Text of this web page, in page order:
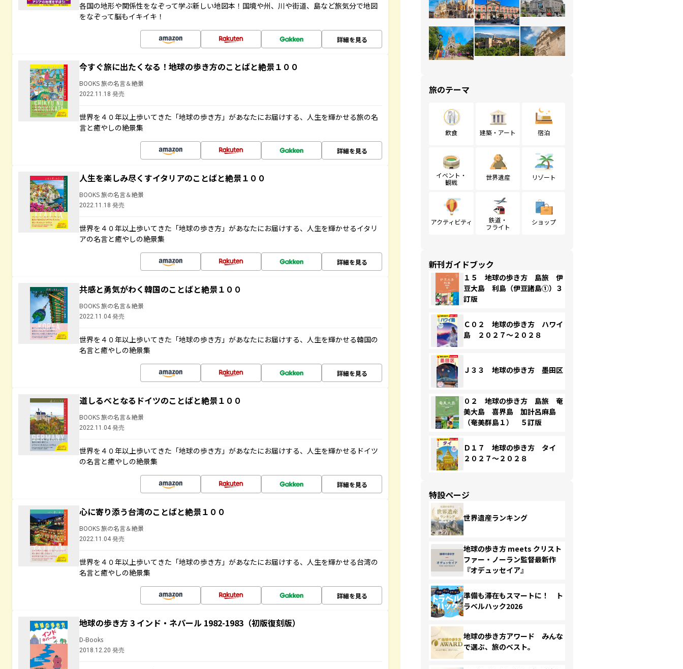
各国の地形や関係性をなぞって学ぶ新しい地図本！国境や州、川や街道、島など旅気分で地図
をなぞって脳もイキイキ！
詳細を見る
今すぐ旅に出たくなる！地球の歩き方のことばと絶景１００
BOOKS 旅の名言＆絶景
2022.11.18 発売
世界を４０年以上歩いてきた「地球の歩き方」があなたにお届けする、人生を輝かせる旅の名
言と癒やしの絶景集
詳細を見る
人生を楽しみ尽くすイタリアのことばと絶景１００
BOOKS 旅の名言＆絶景
2022.11.18 発売
世界を４０年以上歩いてきた「地球の歩き方」があなたにお届けする、人生を輝かせるイタリ
アの名言と癒やしの絶景集
詳細を見る
共感と勇気がわく韓国のことばと絶景１００
BOOKS 旅の名言＆絶景
2022.11.04 発売
世界を４０年以上歩いてきた「地球の歩き方」があなたにお届けする、人生を輝かせる韓国の
名言と癒やしの絶景集
詳細を見る
道しるべとなるドイツのことばと絶景１００
BOOKS 旅の名言＆絶景
2022.11.04 発売
世界を４０年以上歩いてきた「地球の歩き方」があなたにお届けする、人生を輝かせるドイツ
の名言と癒やしの絶景集
詳細を見る
心に寄り添う台湾のことばと絶景１００
BOOKS 旅の名言＆絶景
2022.11.04 発売
世界を４０年以上歩いてきた「地球の歩き方」があなたにお届けする、人生を輝かせる台湾の
名言と癒やしの絶景集
詳細を見る
地球の歩き方 3 インド・ネパール 1982-1983（初版復刻版）
D-Books
2018.12.20 発売
旅のテーマ
飲食 建築・アート 宿泊
イベント・
観戦
世界遺産 リゾート
アクティビティ
鉄道・
フライト
ショップ
新刊ガイドブック
１５ 地球の歩き方 島旅 伊
豆大島 利島（伊豆諸島①）３
訂版
Ｃ０２ 地球の歩き方 ハワイ
島 ２０２７～２０２８
Ｊ３３ 地球の歩き方 墨田区
０２ 地球の歩き方 島旅 奄
美大島 喜界島 加計呂麻島
（奄美群島１） ５訂版
Ｄ１７ 地球の歩き方 タイ
２０２７～２０２８
特設ページ
世界遺産ランキング
地球の歩き方 meets クリスト
ファー・ノーラン監督最新作
『オデュッセイア』
準備も滞在もスマートに！ ト
ラベルハック2026
地球の歩き方アワード みんな
で選ぶ、旅のベスト。